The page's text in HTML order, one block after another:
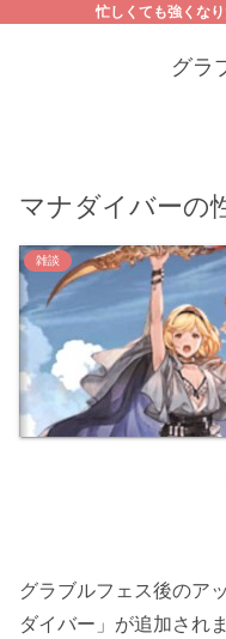
忙しくても強くな
グラ
マナダイバーの
雑談
グラブルフェス後のア
ダイバー」が追加され